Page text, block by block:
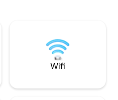
att du
värme,
gratis
barer. Torget är
centrum och det
mycket säkert,
inom loftet. Gäster har exklusiv tillgång
Wifi